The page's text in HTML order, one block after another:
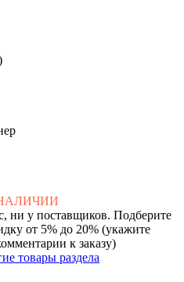
ни у поставщиков. Подберите
от 5% до 20% (укажите
к заказу)
товары раздела